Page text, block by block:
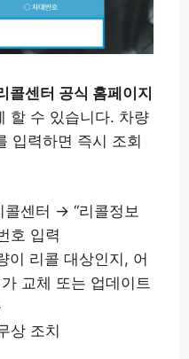
콜센터 공식 홈페이지
할 수 있습니다. 차량
입력하면 즉시 조회
콜센터 → “리콜정보
호 입력
이 리콜 대상인지, 어
교체 또는 업데이트
상 조치